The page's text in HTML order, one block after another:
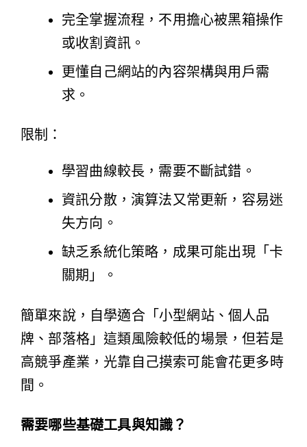
完全掌握流程，不用擔心被黑箱操作
或收割資訊。
更懂自己網站的內容架構與用戶需
求。
限制：
學習曲線較長，需要不斷試錯。
資訊分散，演算法又常更新，容易迷
失方向。
缺乏系統化策略，成果可能出現「卡
關期」。
簡單來說，自學適合「小型網站、個人品
牌、部落格」這類風險較低的場景，但若是
高競爭產業，光靠自己摸索可能會花更多時
間。
需要哪些基礎工具與知識？